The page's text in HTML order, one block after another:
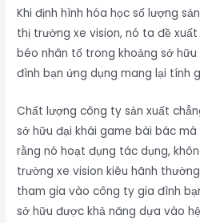
Khi định hình hóa học số lượng
thị trường xe vision, nó ta đề
béo nhân tố trong khoảng sở
đình bạn ứng dụng mang lại tính
Chất lượng công ty sản xuất
sở hữu đại khái game bài bác
rằng nó hoạt đụng tác dụng,
trường xe vision kiêu hãnh
tham gia vào công ty gia đình
sở hữu được khả năng dựa vào